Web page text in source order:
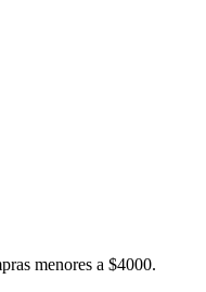
menores a $4000.